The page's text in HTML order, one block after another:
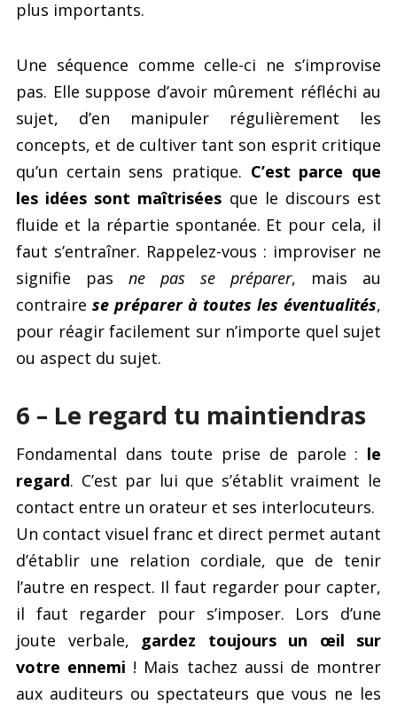
plus importants.
Une séquence comme celle-ci ne s’improvise
pas. Elle suppose d’avoir mûrement réfléchi au
sujet, d’en manipuler régulièrement les
concepts, et de cultiver tant son esprit critique
qu’un certain sens pratique. C’est parce que
les idées sont maîtrisées que le discours est
fluide et la répartie spontanée. Et pour cela, il
faut s’entraîner. Rappelez-vous : improviser ne
signifie pas ne pas se préparer, mais au
contraire se préparer à toutes les éventualités,
pour réagir facilement sur n’importe quel sujet
ou aspect du sujet.
6 – Le regard tu maintiendras
Fondamental dans toute prise de parole : le
regard. C’est par lui que s’établit vraiment le
contact entre un orateur et ses interlocuteurs.
Un contact visuel franc et direct permet autant
d’établir une relation cordiale, que de tenir
l’autre en respect. Il faut regarder pour capter,
il faut regarder pour s’imposer. Lors d’une
joute verbale, gardez toujours un œil sur
votre ennemi ! Mais tachez aussi de montrer
aux auditeurs ou spectateurs que vous ne les